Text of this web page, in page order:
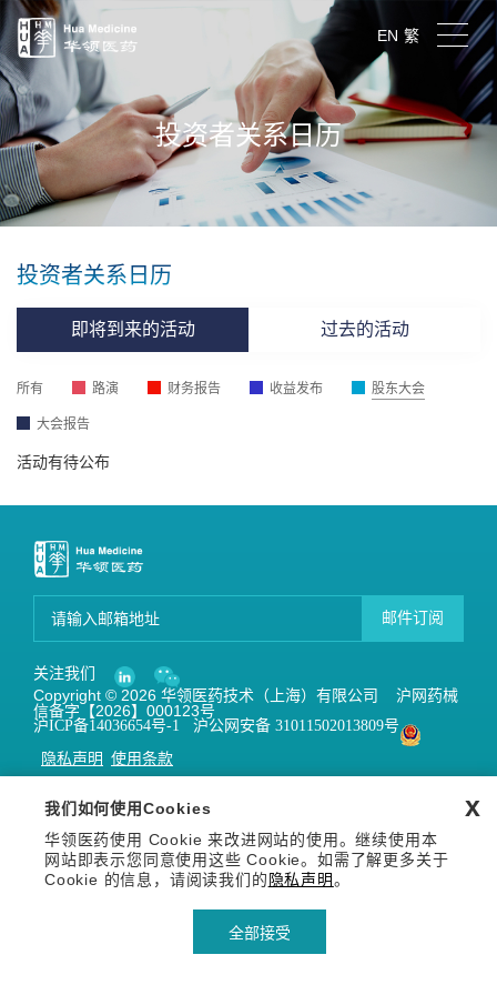
EN 繁
投资者关系日历
投资者关系日历
即将到来的活动 过去的活动
所有 路演 财务报告 收益发布 股东大会
大会报告
活动有待公布
邮件订阅
关注我们
Copyright © 2026 华领医药技术（上海）有限公司 沪网药械
信备字【2026】000123号
沪ICP备14036654号-1
沪公网安备 31011502013809号
隐私声明 使用条款
我们如何使用Cookies
华领医药使用 Cookie 来改进网站的使用。继续使用本
网站即表示您同意使用这些 Cookie。如需了解更多关于
Cookie 的信息，请阅读我们的 隐私声明。
全部接受
x